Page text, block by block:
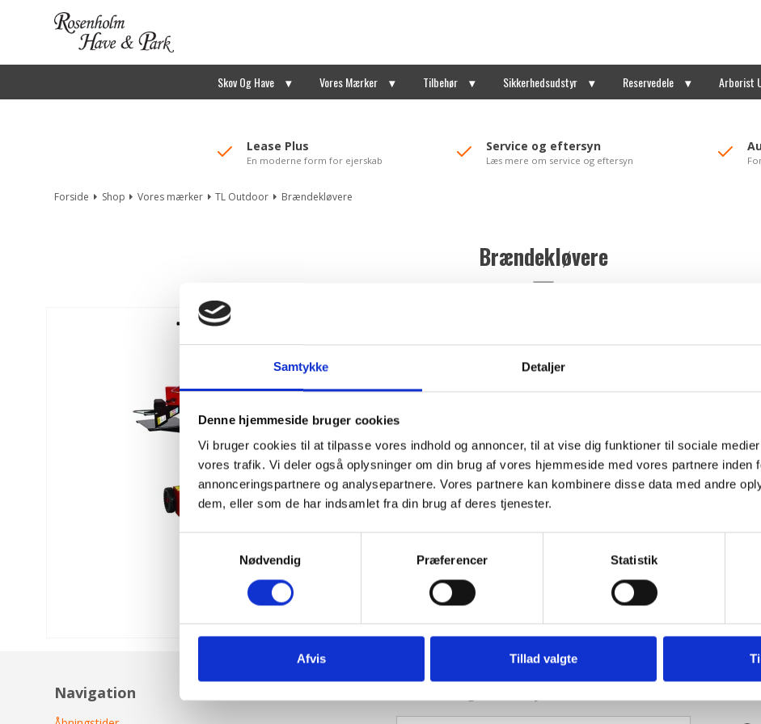
Samtykke Detaljer
Denne hjemmeside bruger cookies
Vi bruger cookies til at tilpasse vores indhold og annoncer, til at vise dig funktioner til sociale
vores trafik. Vi deler også oplysninger om din brug af vores hjemmeside med vores partnere inden
annonceringspartnere og analysepartnere. Vores partnere kan kombinere disse data med andre
dem, eller som de har indsamlet fra din brug af deres tjenester.
v
Nødvendig Præferencer Statistik
Afvis Tillad valgte
Skov Og Have Vores Mærker Tilbehør Sikkerhedsudstyr Reservedele Arborist
Lease Plus
En moderne form for ejerskab
Service og eftersyn
Læs mere om service og eftersyn
Forside Shop Vores mærker TL Outdoor Brændekløvere
Brændekløvere
TL Outdoor
stikkontakt
Trykkraft
Længde af træ
Op til 55 cm
Diameter af træ
Op til 32 cm
Vægt
115 kg
Hastighed
nedadgående
3,9 cm / sek.
Hastighed
14,5 cm / sek.
Navigation